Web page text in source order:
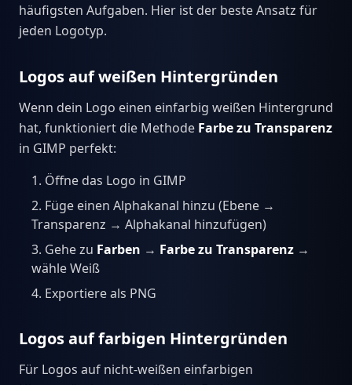
häufigsten Aufgaben. Hier ist der beste Ansatz für
jeden Logotyp.
Logos auf weißen Hintergründen
Wenn dein Logo einen einfarbig weißen Hintergrund
hat, funktioniert die Methode Farbe zu Transparenz
in GIMP perfekt:
Öffne das Logo in GIMP
Füge einen Alphakanal hinzu (Ebene →
Transparenz → Alphakanal hinzufügen)
Gehe zu Farben → Farbe zu Transparenz →
wähle Weiß
Exportiere als PNG
Logos auf farbigen Hintergründen
Für Logos auf nicht-weißen einfarbigen